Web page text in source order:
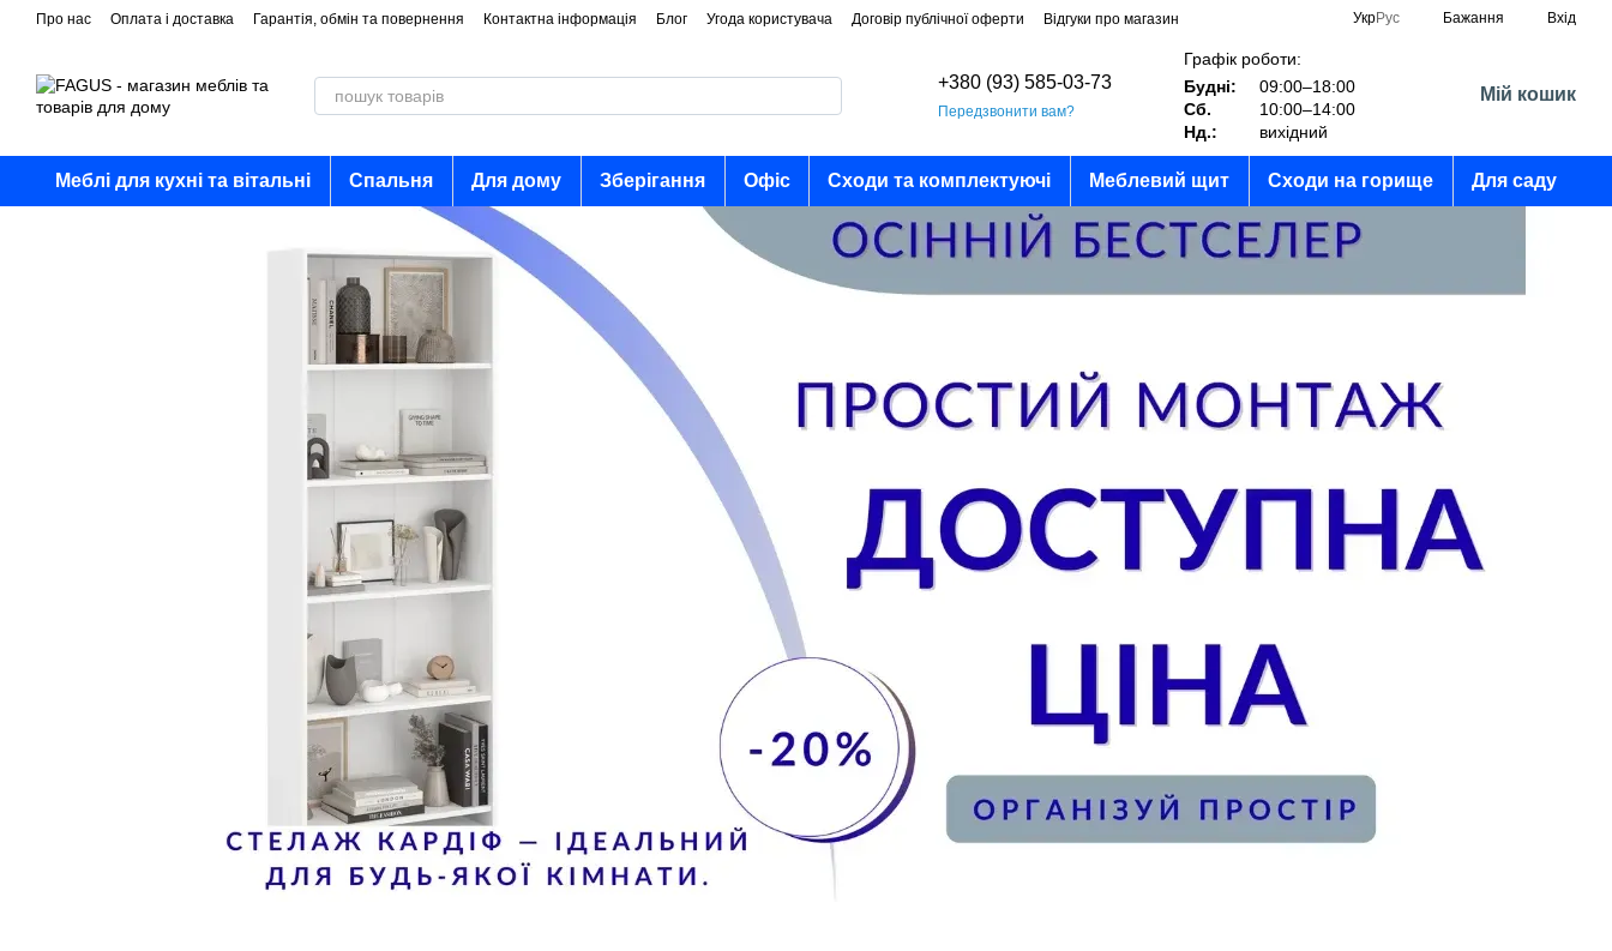
Перейти до основного контенту
Про нас Оплата і доставка Гарантія, обмін та повернення Контактна інформація Блог Угода користувача Договір публічної оферти Відгуки про магазин УкрРус Бажання Вхід
+380 (93) 585-03-73
Передзвонити вам?
Графік роботи:
Будні:
09:00–18:00
Сб.
10:00–14:00
Нд.:
вихідний
Мій кошик
Меблі для кухні та вітальні Спальня Для дому Зберігання Офіс Сходи та комплектуючі Меблевий щит Сходи на горище Для саду